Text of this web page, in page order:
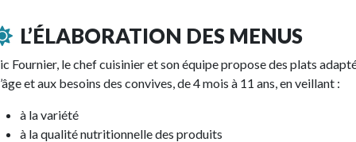
L’ÉLABORATION DES MENUS
Fournier, le chef cuisinier et son équipe propose des plats
et aux besoins des convives, de 4 mois à 11 ans, en veillant :
à la variété
à la qualité nutritionnelle des produits